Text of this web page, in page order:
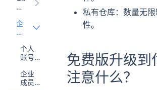
题
D
见
问
ee
si
gh
常
见
题
企
业
理
常
问
题
个人
账号
为企
业账
企业
成员
私有仓库：数量无
性。
免费版升级到
注意什么？